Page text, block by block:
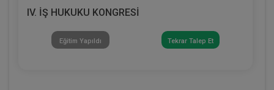
IV. İŞ HUKUKU KONGRESİ
Eğitim Yapıldı Tekrar Talep Et